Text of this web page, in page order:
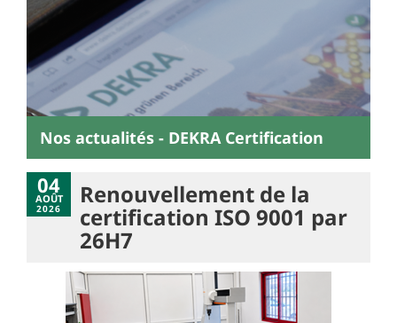
Nos actualités - DEKRA Certification
04
AOÛT
2026 Renouvellement de la
certification ISO 9001 par
26H7